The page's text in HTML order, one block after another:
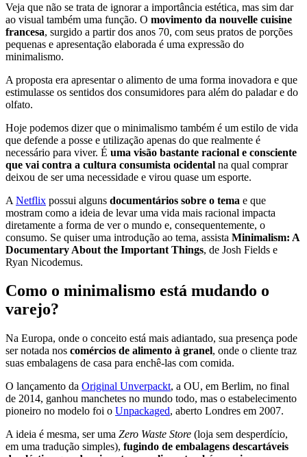
Veja que não se trata de ignorar a importância estética, mas sim dar
ao visual também uma função. O movimento da nouvelle cuisine
francesa, surgido a partir dos anos 70, com seus pratos de porções
pequenas e apresentação elaborada é uma expressão do
minimalismo.
A proposta era apresentar o alimento de uma forma inovadora e que
estimulasse os sentidos dos consumidores para além do paladar e do
olfato.
Hoje podemos dizer que o minimalismo também é um estilo de vida
que defende a posse e utilização apenas do que realmente é
necessário para viver. É uma visão bastante racional e consciente
que vai contra a cultura consumista ocidental na qual comprar
deixou de ser uma necessidade e virou quase um esporte.
A Netflix possui alguns documentários sobre o tema e que
mostram como a ideia de levar uma vida mais racional impacta
diretamente a forma de ver o mundo e, consequentemente, o
consumo. Se quiser uma introdução ao tema, assista Minimalism: A
Documentary About the Important Things, de Josh Fields e
Ryan Nicodemus.
Como o minimalismo está mudando o
varejo?
Na Europa, onde o conceito está mais adiantado, sua presença pode
ser notada nos comércios de alimento à granel, onde o cliente traz
suas embalagens de casa para enchê-las com comida.
O lançamento da Original Unverpackt, a OU, em Berlim, no final
de 2014, ganhou manchetes no mundo todo, mas o estabelecimento
pioneiro no modelo foi o Unpackaged, aberto Londres em 2007.
A ideia é mesma, ser uma Zero Waste Store (loja sem desperdício,
em uma tradução simples), fugindo de embalagens descartáveis